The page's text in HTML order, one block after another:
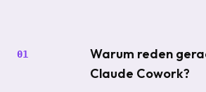
01
Warum reden
Claude Cowork?